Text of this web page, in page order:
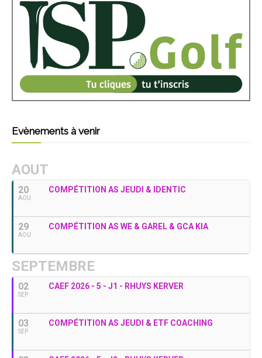
Evènements à venir
AOUT
20
AOU
COMPÉTITION AS JEUDI & IDENTIC
29
AOU
COMPÉTITION AS WE & GAREL & GCA KIA
SEPTEMBRE
02
SEP
CAEF 2026 - 5 - J1 - RHUYS KERVER
03
SEP
COMPÉTITION AS JEUDI & ETF COACHING